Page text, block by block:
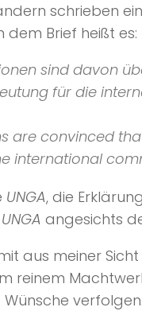
schrieben
dem Brief heißt es:
sind davon
für die
are convinced
international
UNGA, die
UNGA angesichts
aus meiner
reinem